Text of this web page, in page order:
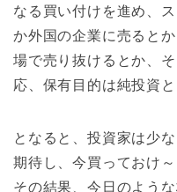
なる買い付けを進め、
か外国の企業に売ると
場で売り抜けるとか、
応、保有目的は純投資と
となると、投資家は少
期待し、今買っておけ～
その結果、今日のよう